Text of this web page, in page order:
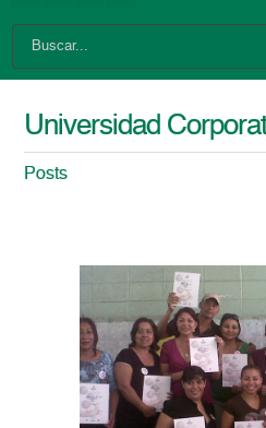
Universidad
Posts